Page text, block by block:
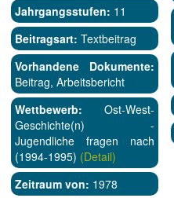
Jahrgangsstufen: 11
Beitragsart: Textbeitrag
Vorhandene Dokumente:
Beitrag, Arbeitsbericht
Wettbewerb: Ost-West-
Geschichte(n) -
Jugendliche fragen nach
(1994-1995) (Detail)
Zeitraum von: 1978